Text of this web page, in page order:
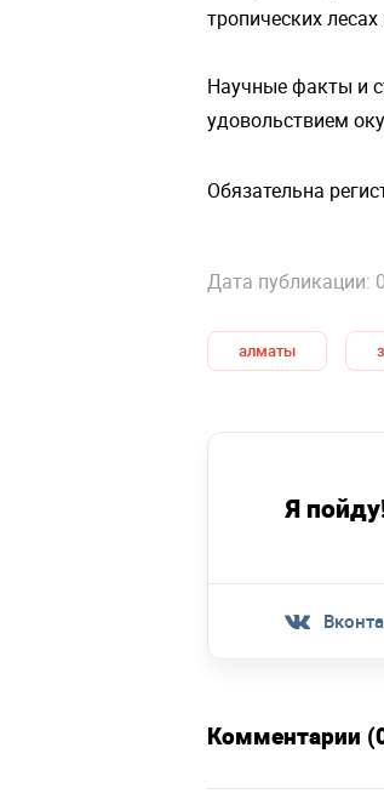
тропических
Научные факты и
удовольствием
Обязательна
Дата публикации:
алматы
Я
Комментарии